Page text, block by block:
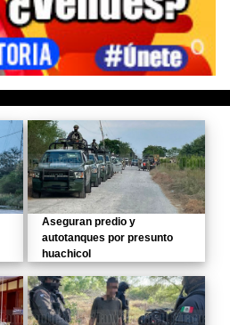
Aseguran predio y
autotanques por presunto
huachicol